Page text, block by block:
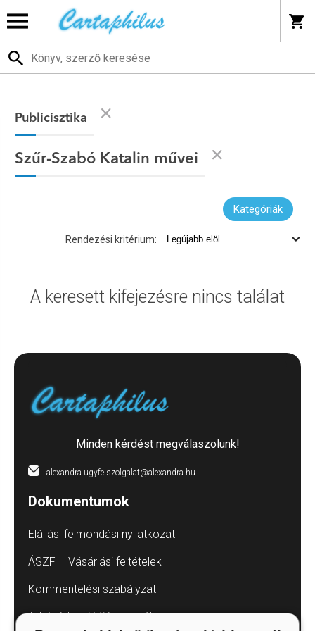
Publicisztika
Szűr-Szabó Katalin művei
Kategóriák
Rendezési kritérium:
A keresett kifejezésre nincs találat
Minden kérdést megválaszolunk!
alexandra.ugyfelszolgalat@alexandra.hu
Dokumentumok
Elállási felmondási nyilatkozat
ÁSZF – Vásárlási feltételek
Kommentelési szabályzat
Adatvédelmi tájékoztatók